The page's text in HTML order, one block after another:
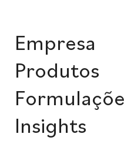
Empresa
Produtos
Insights